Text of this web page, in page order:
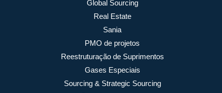
Global Sourcing
Real Estate
Sania
PMO de projetos
Reestruturação de Suprimentos
Gases Especiais
Sourcing & Strategic Sourcing